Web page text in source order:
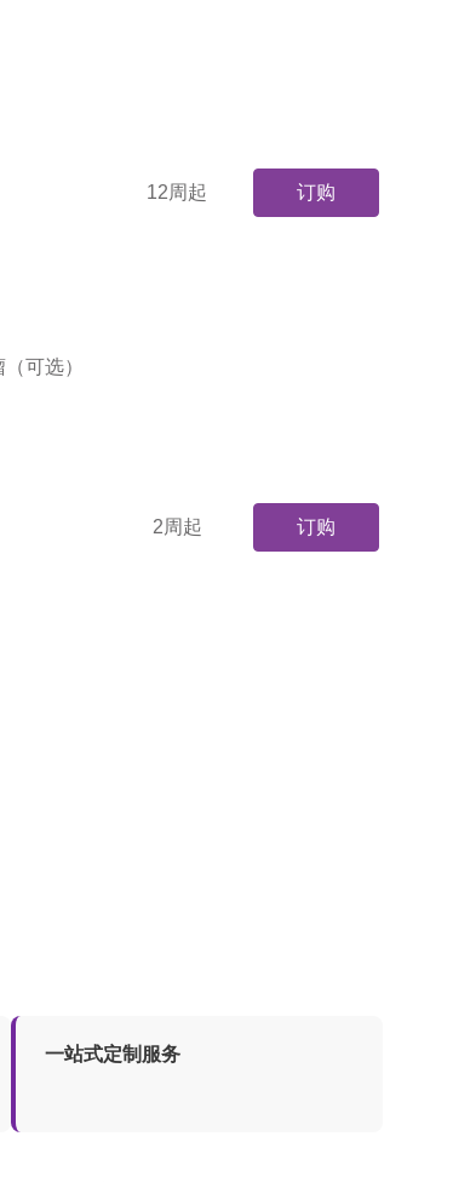
可选）
12周起 订购
2周起 订购
一站式定制服务